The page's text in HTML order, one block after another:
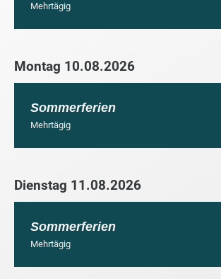
Mehrtägig
Montag 10.08.2026
Sommerferien
Mehrtägig
Dienstag 11.08.2026
Sommerferien
Mehrtägig